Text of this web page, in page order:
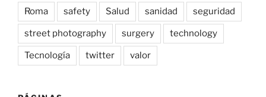
Roma safety Salud sanidad seguridad
street photography surgery technology
Tecnología twitter valor